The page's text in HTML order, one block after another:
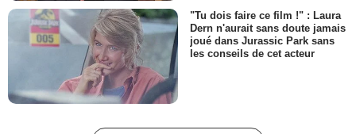
"Tu dois faire ce film !" : Laura
Dern n'aurait sans doute jamais
joué dans Jurassic Park sans
les conseils de cet acteur